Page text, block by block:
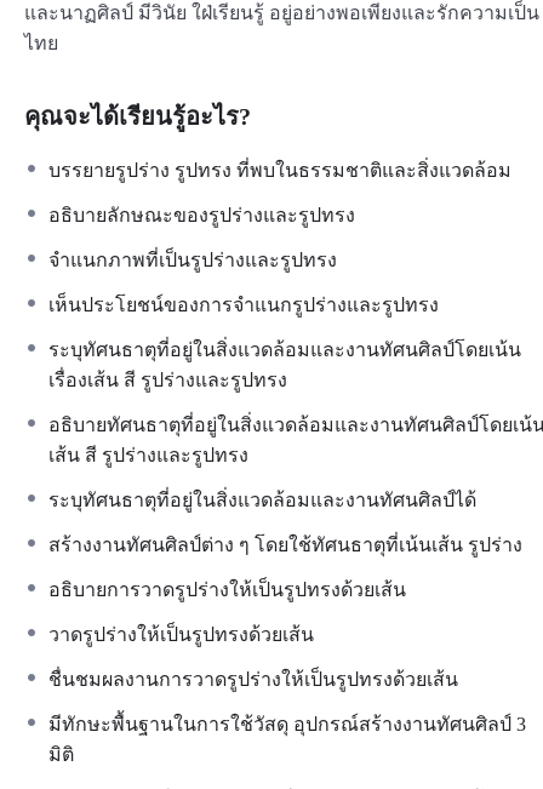
และนาฏศิลป์ มีวินัย ใฝ่เรียนรู้ อยู่อย่างพอเพียงและรักความเป็น
ไทย
คุณจะได้เรียนรู้อะไร?
บรรยายรูปร่าง รูปทรง ที่พบในธรรมชาติและสิ่งแวดล้อม
อธิบายลักษณะของรูปร่างและรูปทรง
จำแนกภาพที่เป็นรูปร่างและรูปทรง
เห็นประโยชน์ของการจำแนกรูปร่างและรูปทรง
ระบุทัศนธาตุที่อยู่ในสิ่งแวดล้อมและงานทัศนศิลป์โดยเน้น
เรื่องเส้น สี รูปร่างและรูปทรง
อธิบายทัศนธาตุที่อยู่ในสิ่งแวดล้อมและงานทัศนศิลป์โดยเน้
เส้น สี รูปร่างและรูปทรง
ระบุทัศนธาตุที่อยู่ในสิ่งแวดล้อมและงานทัศนศิลป์ได้
สร้างงานทัศนศิลป์ต่าง ๆ โดยใช้ทัศนธาตุที่เน้นเส้น รูปร่าง
อธิบายการวาดรูปร่างให้เป็นรูปทรงด้วยเส้น
วาดรูปร่างให้เป็นรูปทรงด้วยเส้น
ชื่นชมผลงานการวาดรูปร่างให้เป็นรูปทรงด้วยเส้น
มีทักษะพื้นฐานในการใช้วัสดุ อุปกรณ์สร้างงานทัศนศิลป์ 3
มิติ